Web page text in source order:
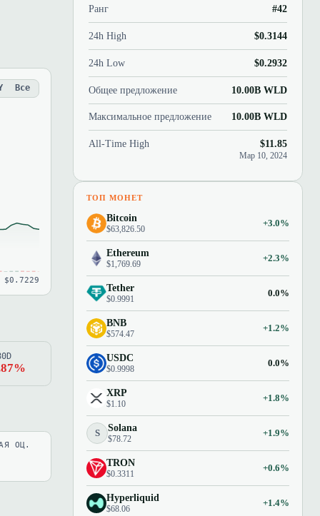
Все
$0.7229
ОЦ.
Ранг #42
24h High $0.3144
24h Low $0.2932
Общее предложение 10.00B WLD
Максимальное предложение 10.00B WLD
All-Time High $11.85
Мар 10, 2024
ТОП МОНЕТ
Bitcoin
$63,826.50
+3.0%
Ethereum
$1,769.69
+2.3%
Tether
$0.9991
0.0%
BNB
$574.47
+1.2%
USDC
$0.9998
0.0%
XRP
$1.10
+1.8%
S Solana
$78.72
+1.9%
TRON
$0.3311
+0.6%
Hyperliquid
$68.06
+1.4%